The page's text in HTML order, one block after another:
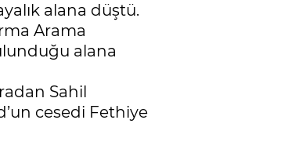
alana düştü.
Arama
alana
Sahil
cesedi Fethiye